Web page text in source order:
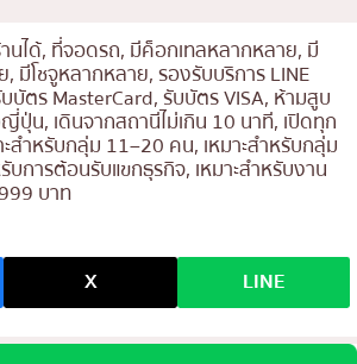
นได้, ที่จอดรถ, มีค็อกเทลหลากหลาย, มี
มีโชจูหลากหลาย, รองรับบริการ LINE
บัตร MasterCard, รับบัตร VISA, ห้ามสูบ
ปุ่น, เดินจากสถานีไม่เกิน 10 นาที, เปิดทุก
สำหรับกลุ่ม 11–20 คน, เหมาะสำหรับกลุ่ม
บการต้อนรับแขกธุรกิจ, เหมาะสำหรับงาน
บาท
X LINE